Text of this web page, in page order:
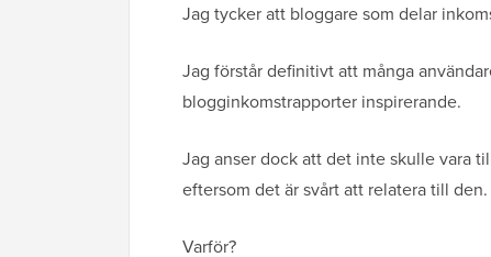
Jag tycker att bloggare som delar
Jag förstår definitivt att många
blogginkomstrapporter inspirerande.
Jag anser dock att det inte skulle vara
eftersom det är svårt att relatera till den.
Varför?